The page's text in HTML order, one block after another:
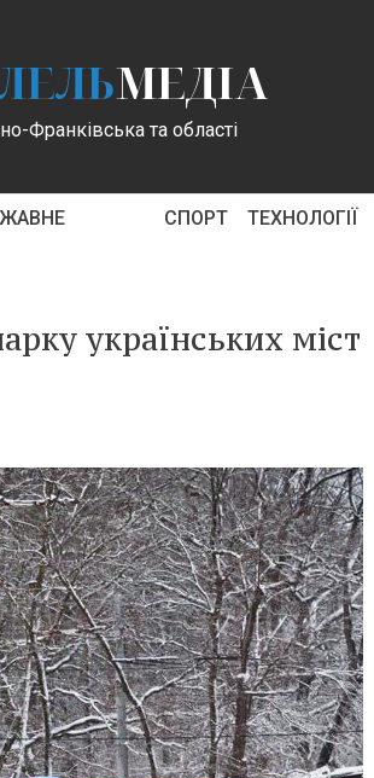
МЕДІА
Франківська та області
СПОРТ ТЕХНОЛОГІЇ
українських міст